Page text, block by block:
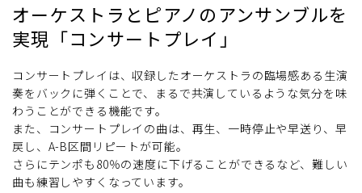
オーケストラとピアノのアンサンブルを
実現「コンサートプレイ」
コンサートプレイは、収録したオーケストラの臨場感ある生演
奏をバックに弾くことで、まるで共演しているような気分を味
わうことができる機能です。
また、コンサートプレイの曲は、再生、一時停止や早送り、早
戻し、A-B区間リピートが可能。
さらにテンポも80％の速度に下げることができるなど、難しい
曲も練習しやすくなっています。